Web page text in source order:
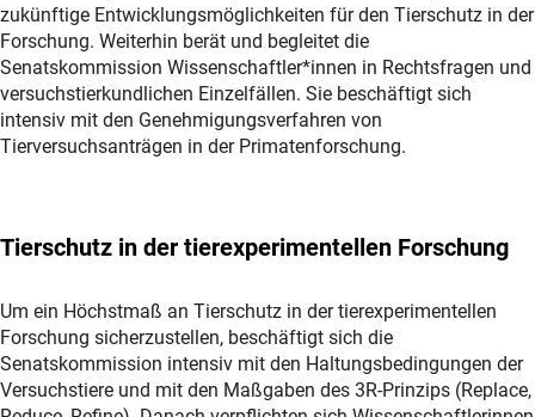
zukünftige Entwicklungsmöglichkeiten für den Tierschutz in der
Forschung. Weiterhin berät und begleitet die
Senatskommission Wissenschaftler*innen in Rechtsfragen und
versuchstierkundlichen Einzelfällen. Sie beschäftigt sich
intensiv mit den Genehmigungsverfahren von
Tierversuchsanträgen in der Primatenforschung.
Tierschutz in der tierexperimentellen Forschung
Um ein Höchstmaß an Tierschutz in der tierexperimentellen
Forschung sicherzustellen, beschäftigt sich die
Senatskommission intensiv mit den Haltungsbedingungen der
Versuchstiere und mit den Maßgaben des 3R-Prinzips (Replace,